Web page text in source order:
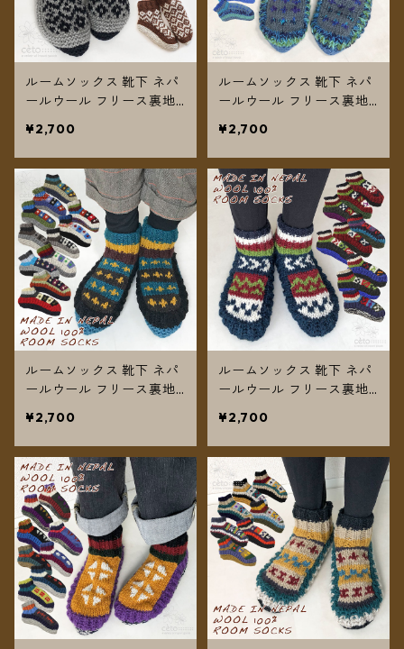
ルームソックス 靴下 ネパ
ールウール フリース裏地
【メール便送料無料】
¥2,700
ルームソックス 靴下 ネパ
ールウール フリース裏地
ール便送料無料】
¥2,700
ルームソックス 靴下 ネパ
ールウール フリース裏地
m no.4 【メール便送料無
料】
¥2,700
ルームソックス 靴下 ネパ
ールウール フリース裏地
no.3 【メール便送料無
料】
¥2,700